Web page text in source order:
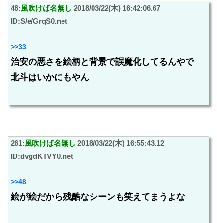
48:風吹けば名無し 2018/03/22(木) 16:42:06.67
ID:S/e/GrqS0.net
>>33
治安の悪さを絵柄と背景で誤魔化してるんやで
北斗はいかにもやん
261:風吹けば名無し 2018/03/22(木) 16:55:43.12
ID:dvgdKTVY0.net
>>48
絵が絵だから残酷なシーンも笑えてまうよな